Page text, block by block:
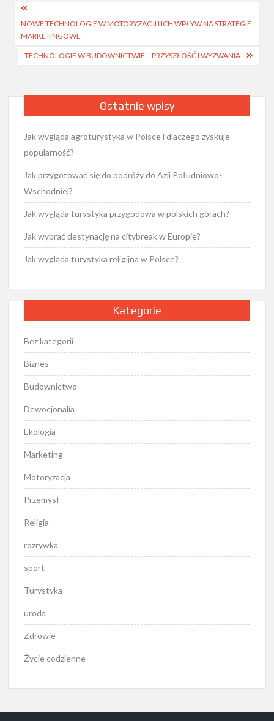
Nawigacja
wpisu
NOWE TECHNOLOGIE W MOTORYZACJI I ICH WPŁYW NA STRATEGIE
MARKETINGOWE
TECHNOLOGIE W BUDOWNICTWIE – PRZYSZŁOŚĆ I WYZWANIA
Ostatnie wpisy
Jak wygląda agroturystyka w Polsce i dlaczego zyskuje
popularność?
Jak przygotować się do podróży do Azji Południowo-
Wschodniej?
Jak wygląda turystyka przygodowa w polskich górach?
Jak wybrać destynację na citybreak w Europie?
Jak wygląda turystyka religijna w Polsce?
Kategorie
Bez kategorii
Biznes
Budownictwo
Dewocjonalia
Ekologia
Marketing
Motoryzacja
Przemysł
Religia
rozrywka
sport
Turystyka
uroda
Zdrowie
Życie codzienne